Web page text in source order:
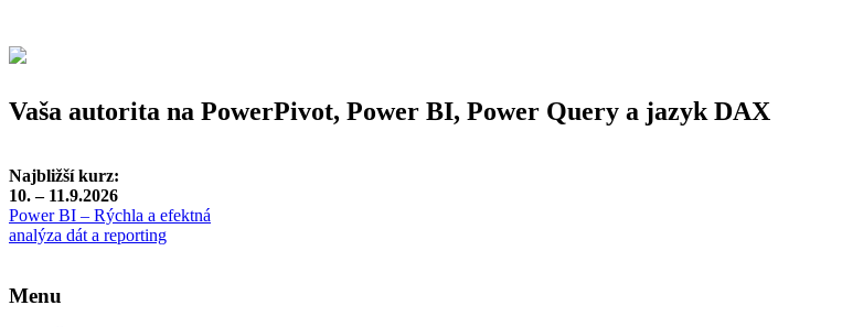
Vaša autorita na PowerPivot, Power BI, Power Query a jazyk DAX
Najbližší kurz:
10. – 11.9.2026
Power BI – Rýchla a efektná
analýza dát a reporting
Menu